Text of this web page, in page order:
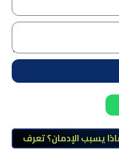
يسبب الإدمان؟ تعرف